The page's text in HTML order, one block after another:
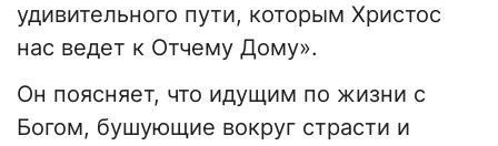
удивительного пути, которым Христос
нас ведет к Отчему Дому».
Он поясняет, что идущим по жизни с
Богом, бушующие вокруг страсти и